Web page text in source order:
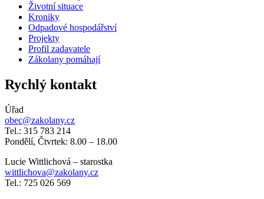
Životní situace
Kroniky
Odpadové hospodářství
Projekty
Profil zadavatele
Zákolany pomáhají
Rychlý kontakt
Úřad
obec@zakolany.cz
Tel.: 315 783 214
Pondělí, Čtvrtek: 8.00 – 18.00
Lucie Wittlichová – starostka
wittlichova@zakolany.cz
Tel.: 725 026 569